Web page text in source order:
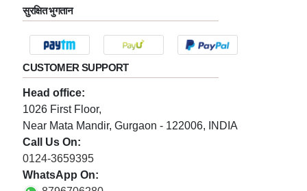
सुरक्षित भुगतान
CUSTOMER SUPPORT
Head office:
1026 First Floor,
Near Mata Mandir, Gurgaon - 122006, INDIA
Call Us On:
0124-3659395
WhatsApp On: